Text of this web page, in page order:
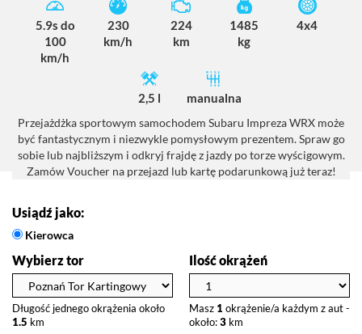
5.9s do
100
km/h
230
km/h
224
km
1485
kg
4x4
2,5 l
manualna
Przejażdżka sportowym samochodem Subaru Impreza WRX może
być fantastycznym i niezwykle pomysłowym prezentem. Spraw go
sobie lub najbliższym i odkryj frajdę z jazdy po torze wyścigowym.
Zamów Voucher na przejazd lub kartę podarunkową już teraz!
Usiądź jako:
Kierowca
Wybierz tor
Długość jednego okrążenia około
1.5 km
Ilość okrążeń
Masz 1 okrążenie/a każdym z aut -
około: 3 km